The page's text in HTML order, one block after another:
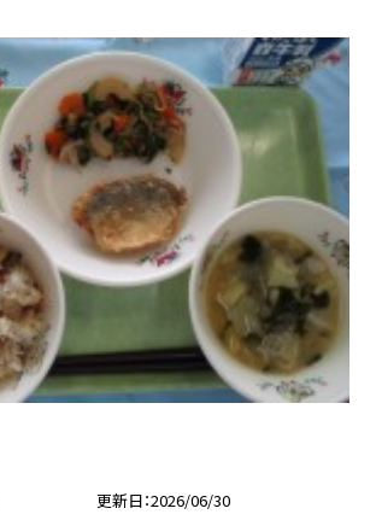
更新日 2026/06/30